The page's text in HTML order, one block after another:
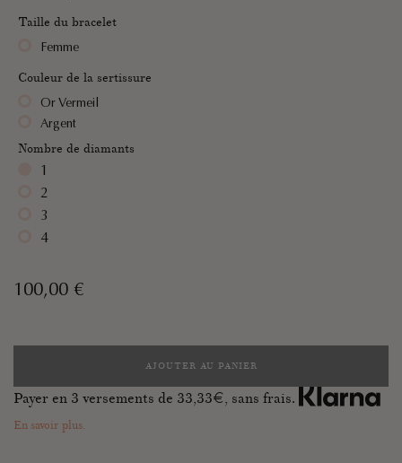
Taille du bracelet
Femme
Couleur de la sertissure
Or Vermeil
Argent
Nombre de diamants
1
2
3
4
100,00 €
AJOUTER AU PANIER
Payer en 3 versements de 33,33€, sans frais.
En savoir plus.